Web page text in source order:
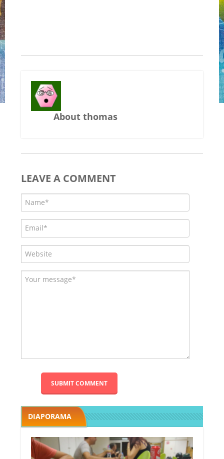
About thomas
LEAVE A COMMENT
DIAPORAMA